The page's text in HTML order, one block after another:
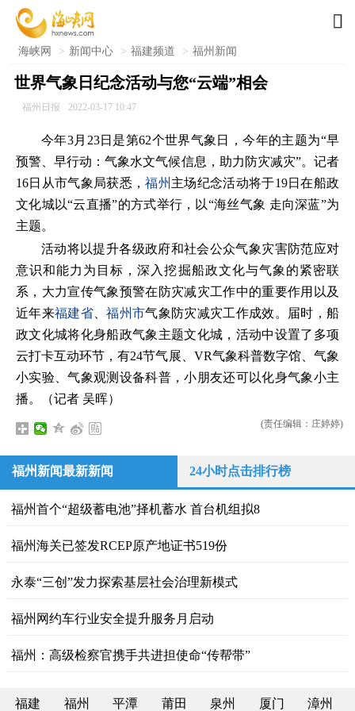

海峡网 > 新闻中心 > 福建频道 > 福州新闻
世界气象日纪念活动与您“云端”相会
福州日报 2022-03-17 10:47
今年3月23日是第62个世界气象日，今年的主题为“早
预警、早行动：气象水文气候信息，助力防灾减灾”。记者
16日从市气象局获悉，福州 主场纪念活动将于19日在船政
文化城以“云直播”的方式举行，以“海丝气象 走向深蓝”为
主题。
活动将以提升各级政府和社会公众气象灾害防范应对
意识和能力为目标，深入挖掘船政文化与气象的紧密联
系，大力宣传气象预警在防灾减灾工作中的重要作用以及
近年来福建省 、福州市气象防灾减灾工作成效。届时，船
政文化城将化身船政气象主题文化城，活动中设置了多项
云打卡互动环节，有24节气展、VR气象科普数字馆、气象
小实验、气象观测设备科普，小朋友还可以化身气象小主
播。（记者 吴晖）
(责任编辑：庄婷婷)
福州新闻最新新闻 24小时点击排行榜
福州首个“超级蓄电池”择机蓄水 首台机组拟8
福州海关已签发RCEP原产地证书519份
永泰“三创”发力探索基层社会治理新模式
福州网约车行业安全提升服务月启动
福州：高级检察官携手共进担使命“传帮带”
福建 福州 平潭 莆田 泉州 厦门 漳州